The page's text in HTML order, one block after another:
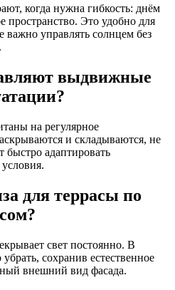
когда нужна гибкость: днём
Это удобно для
важно управлять солнцем без
выдвижные
на регулярное
и складываются, не
быстро адаптировать
для террасы по
свет постоянно. В
сохранив естественное
внешний вид фасада.